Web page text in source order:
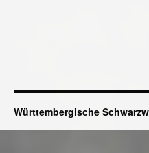
Württembergische